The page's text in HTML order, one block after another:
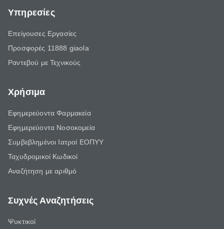
Υπηρεσίες
Επείγουσες Εργασίες
Προσφορές 11888 giaola
Ραντεβού με Τεχνικούς
Χρήσιμα
Εφημερεύοντα Φαρμακεία
Εφημερεύοντα Νοσοκομεία
Συμβεβλημένοι Ιατροί ΕΟΠΥΥ
Ταχυδρομικοί Κωδικοί
Αναζήτηση με αριθμό
Συχνές Αναζητήσεις
Ψυκτικοί